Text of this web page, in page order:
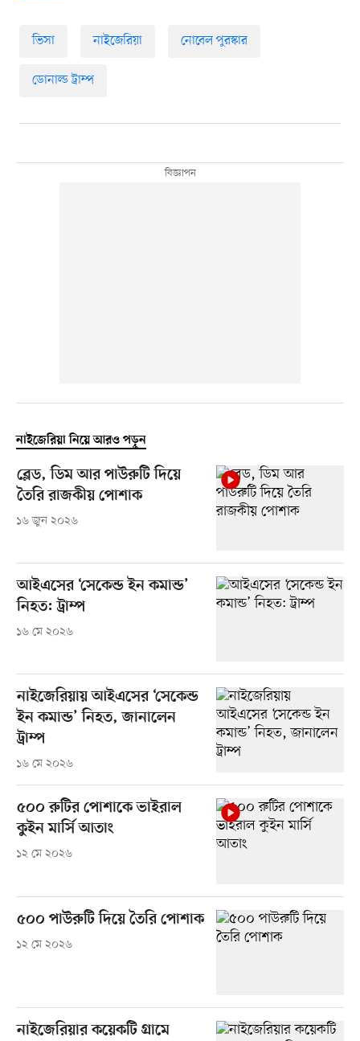
ভিসা নাইজেরিয়া নোবেল পুরস্কার
ডোনাল্ড ট্রাম্প
নাইজেরিয়া নিয়ে আরও পড়ুন
ব্লেড, ডিম আর পাউরুটি দিয়ে
তৈরি রাজকীয় পোশাক
১৬ জুন ২০২৬
আইএসের ‘সেকেন্ড ইন কমান্ড’
নিহত: ট্রাম্প
১৬ মে ২০২৬
নাইজেরিয়ায় আইএসের ‘সেকেন্ড
ইন কমান্ড’ নিহত, জানালেন
ট্রাম্প
১৬ মে ২০২৬
৫০০ রুটির পোশাকে ভাইরাল
কুইন মার্সি আতাং
১২ মে ২০২৬
৫০০ পাউরুটি দিয়ে তৈরি পোশাক
১২ মে ২০২৬
নাইজেরিয়ার কয়েকটি গ্রামে